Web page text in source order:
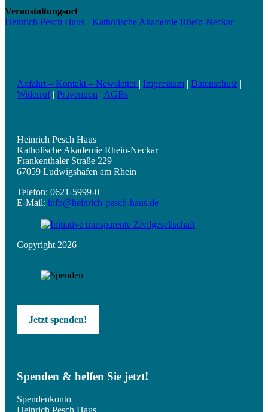
Veranstaltungsort
Heinrich Pesch Haus - Katholische Akademie Rhein-Neckar
Anfahrt – Kontakt – Newsletter | Impressum | Datenschutz |
Widerruf| Prävention | AGBs
Heinrich Pesch Haus
Katholische Akademie Rhein-Neckar
Frankenthaler Straße 229
67059 Ludwigshafen am Rhein
Telefon: 0621-5999-0
E-Mail: info@heinrich-pesch-haus.de
Copyright 2026
Jetzt spenden!
Spenden & helfen Sie jetzt!
Spendenkonto